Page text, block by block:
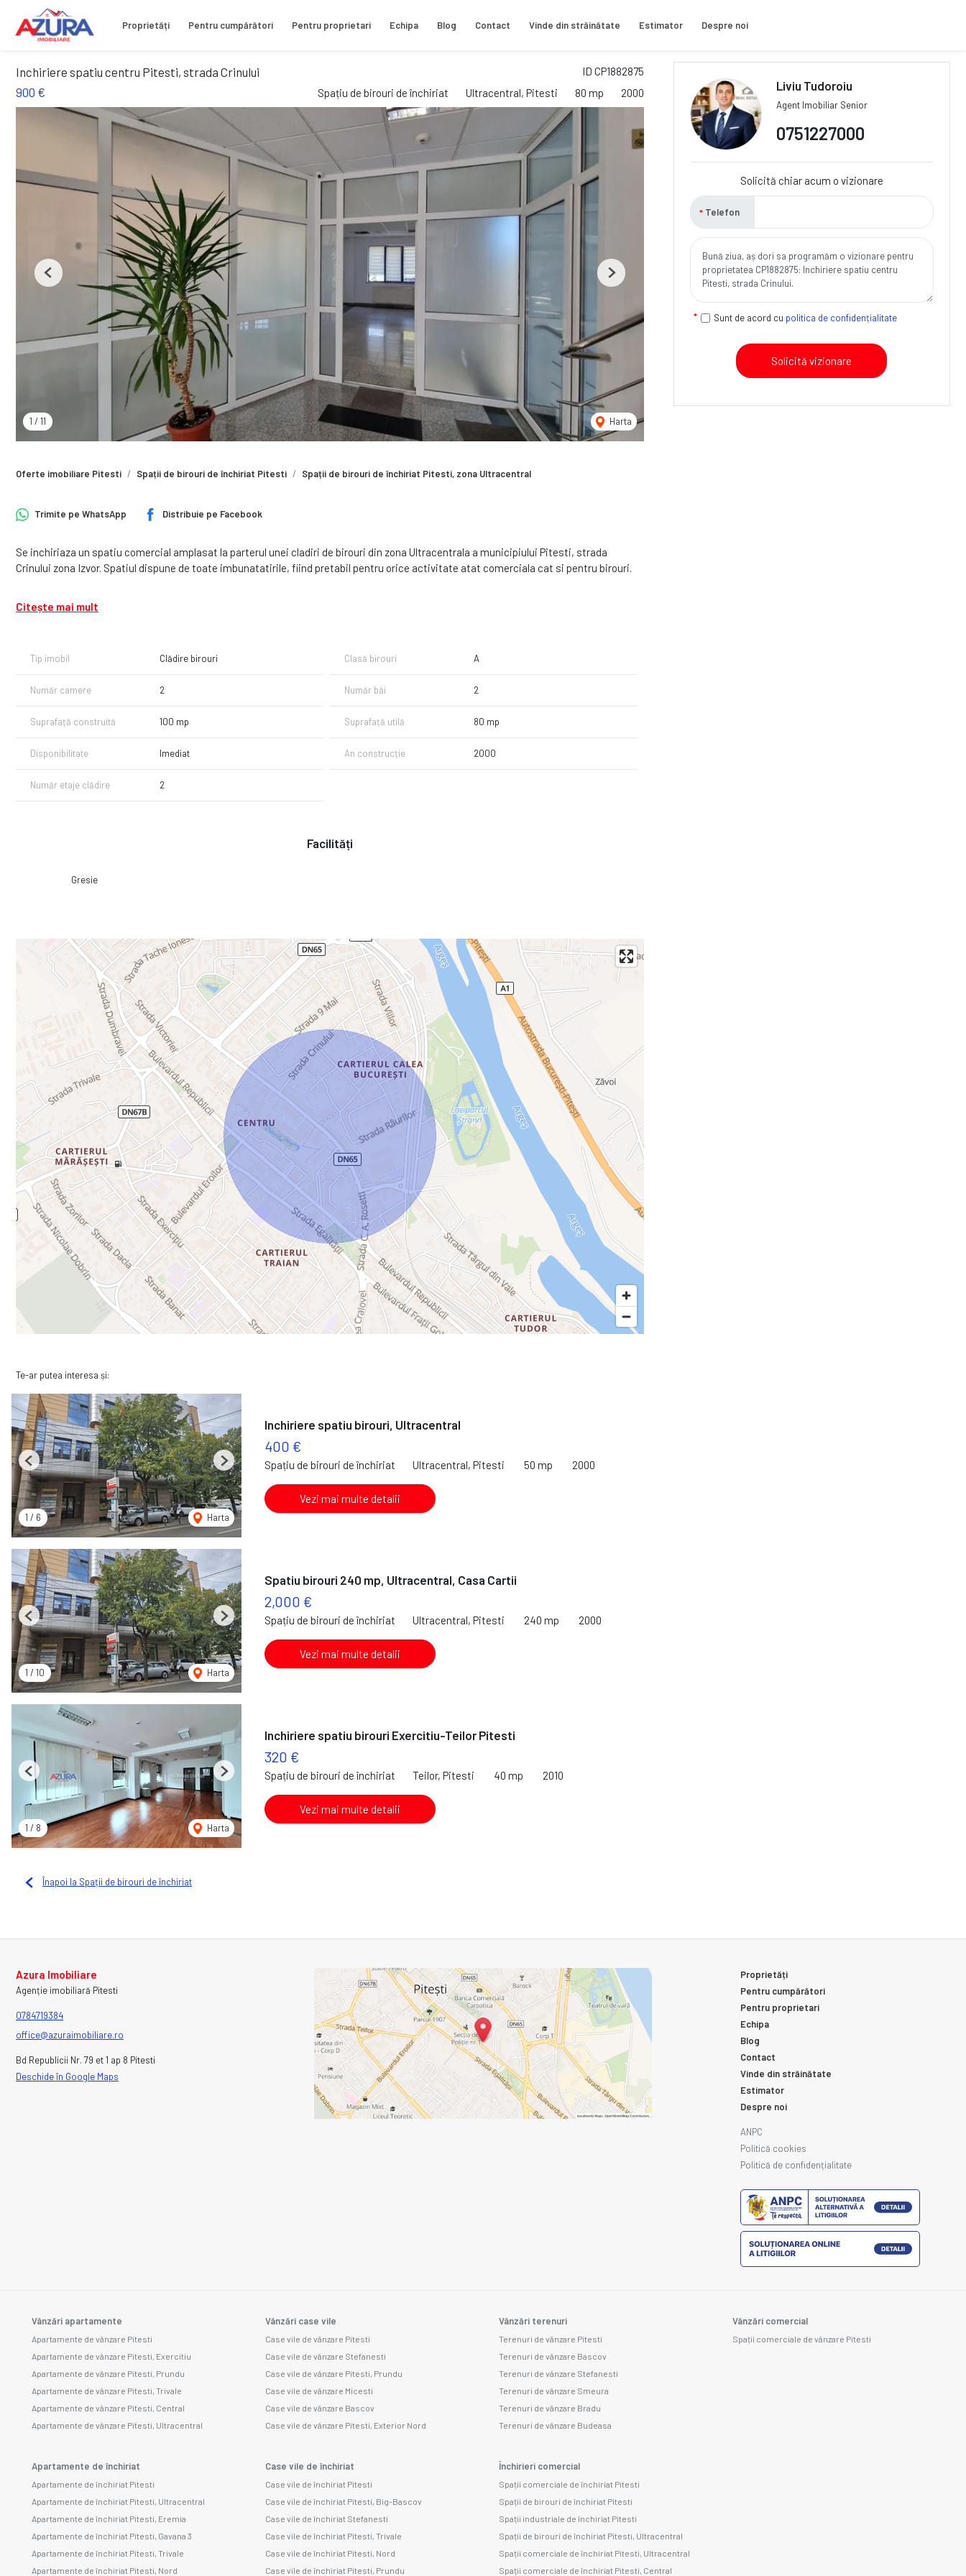
Proprietăți Pentru cumpărători Pentru proprietari Echipa Blog Contact Vinde din străinătate Estimator Despre noi
ID CP1882875
Inchiriere spatiu centru Pitesti, strada Crinului
900 €
Spațiu de birouri de închiriat Ultracentral, Pitesti 80 mp 2000
1 / 11 Harta
Previous Next
Oferte imobiliare Pitesti Spații de birouri de închiriat Pitesti Spații de birouri de închiriat Pitesti, zona Ultracentral
Trimite pe WhatsApp Distribuie pe Facebook
Se inchiriaza un spatiu comercial amplasat la parterul unei cladiri de birouri din zona Ultracentrala a municipiului Pitesti, strada
Crinului zona Izvor. Spatiul dispune de toate imbunatatirile, fiind pretabil pentru orice activitate atat comerciala cat si pentru birouri.
Citește mai mult
Tip imobil Clădire birouri Clasă birouri A
Număr camere 2 Număr băi 2
Suprafață construită 100 mp Suprafață utilă 80 mp
Disponibilitate Imediat An construcție 2000
Număr etaje clădire 2
Facilități
Gresie
Liviu Tudoroiu
Agent Imobiliar Senior
0751227000
Solicită chiar acum o vizionare
Telefon
Sunt de acord cu politica de confidențialitate
Solicită vizionare
Te-ar putea interesa și:
1 / 6 Harta
Previous Next
Inchiriere spatiu birouri, Ultracentral
400 €
Spațiu de birouri de închiriat Ultracentral, Pitesti 50 mp 2000
Vezi mai multe detalii
1 / 10 Harta
Previous Next
Spatiu birouri 240 mp, Ultracentral, Casa Cartii
2,000 €
Spațiu de birouri de închiriat Ultracentral, Pitesti 240 mp 2000
Vezi mai multe detalii
1 / 8 Harta
Previous Next
Inchiriere spatiu birouri Exercitiu-Teilor Pitesti
320 €
Spațiu de birouri de închiriat Teilor, Pitesti 40 mp 2010
Vezi mai multe detalii
Înapoi la Spații de birouri de închiriat
Azura Imobiliare
Agenție imobiliară Pitesti
0784719384
office@azuraimobiliare.ro
Bd Republicii Nr. 79 et 1 ap 8 Pitesti
Deschide în Google Maps
Proprietăți
Pentru cumpărători
Pentru proprietari
Echipa
Blog
Contact
Vinde din străinătate
Estimator
Despre noi
ANPC
Politică cookies
Politică de confidențialitate
Vânzări apartamente
Apartamente de vânzare Pitesti
Apartamente de vânzare Pitesti, Exercitiu
Apartamente de vânzare Pitesti, Prundu
Apartamente de vânzare Pitesti, Trivale
Apartamente de vânzare Pitesti, Central
Apartamente de vânzare Pitesti, Ultracentral
Vânzări case vile
Case vile de vânzare Pitesti
Case vile de vânzare Stefanesti
Case vile de vânzare Pitesti, Prundu
Case vile de vânzare Micesti
Case vile de vânzare Bascov
Case vile de vânzare Pitesti, Exterior Nord
Vânzări terenuri
Terenuri de vânzare Pitesti
Terenuri de vânzare Bascov
Terenuri de vânzare Stefanesti
Terenuri de vânzare Smeura
Terenuri de vânzare Bradu
Terenuri de vânzare Budeasa
Vânzări comercial
Spații comerciale de vânzare Pitesti
Apartamente de închiriat
Apartamente de închiriat Pitesti
Apartamente de închiriat Pitesti, Ultracentral
Apartamente de închiriat Pitesti, Eremia
Apartamente de închiriat Pitesti, Gavana 3
Apartamente de închiriat Pitesti, Trivale
Apartamente de închiriat Pitesti, Nord
Case vile de închiriat
Case vile de închiriat Pitesti
Case vile de închiriat Pitesti, Big-Bascov
Case vile de închiriat Stefanesti
Case vile de închiriat Pitesti, Trivale
Case vile de închiriat Pitesti, Nord
Case vile de închiriat Pitesti, Prundu
Închirieri comercial
Spații comerciale de închiriat Pitesti
Spații de birouri de închiriat Pitesti
Spații industriale de închiriat Pitesti
Spații de birouri de închiriat Pitesti, Ultracentral
Spații comerciale de închiriat Pitesti, Ultracentral
Spații comerciale de închiriat Pitesti, Central